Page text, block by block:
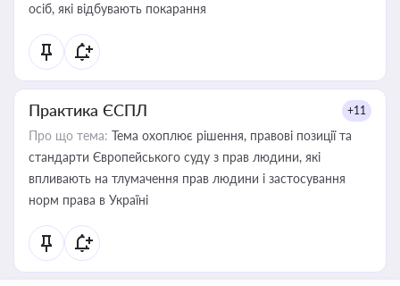
осіб, які відбувають покарання
Практика ЄСПЛ +11
Про що тема: Тема охоплює рішення, правові позиції та
стандарти Європейського суду з прав людини, які
впливають на тлумачення прав людини і застосування
норм права в Україні